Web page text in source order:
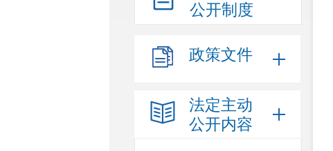
公开制度
政策文件
法定主动
公开内容